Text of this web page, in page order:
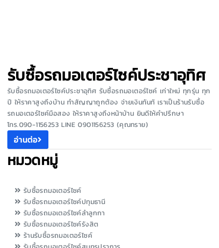
รับซื้อรถมอเตอร์ไซค์ประชาอุทิศ
รับซื้อรถมอเตอร์ไซค์ประชาอุทิศ รับซื้อรถมอเตอร์ไซค์ เก่าใหม่ ทุกรุ่น ทุก
ปี ให้ราคาสูงถึงบ้าน ทำสัญญาถูกต้อง จ่ายเงินทันทั เราเป็นร้านรับซื้อ
รถมอเตอร์ไซค์มือสอง ให้ราคาสูงถึงหน้าบ้าน ยินดีให้คำปรึกษา
โทร.090-1156253 LINE 0901156253 (คุณทราย)
อ่านต่อ
หมวดหมู่
รับซื้อรถมอเตอร์ไซค์
รับซื้อรถมอเตอร์ไซค์ปทุมธานี
รับซื้อรถมอเตอร์ไซค์ลำลูกกา
รับซื้อรถมอเตอร์ไซค์รังสิต
ร้านรับซื้อรถมอเตอร์ไซค์